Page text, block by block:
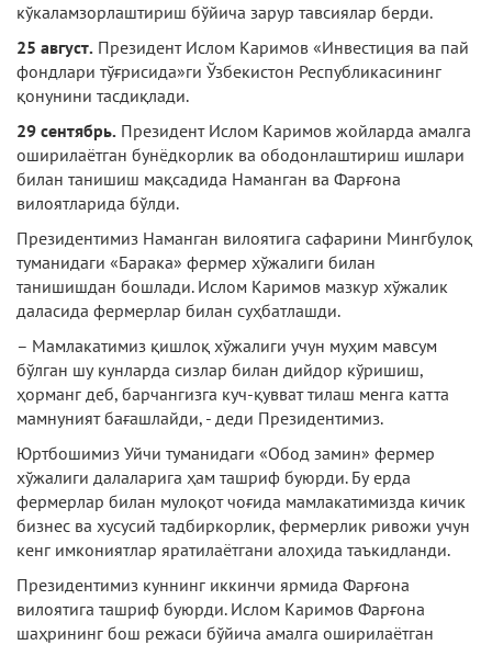
кўкаламзорлаштириш бўйича зарур тавсиялар берди.
25 август. Президент Ислом Каримов «Ин­вестиция ва пай
фондлари тўғрисида»ги Ўзбекистон Республикасининг
қонунини тасдиқлади.
29 сентябрь. Президент Ислом Каримов жойларда амалга
оширилаётган бунёдкорлик ва ободонлаштириш ишлари
билан танишиш мақсадида Наманган ва Фарғона
вилоятларида бўлди.
Президентимиз Наманган вилоятига caфарини Мингбулоқ
туманидаги «Барака» фер­мер хўжалиги билан
танишишдан бошлади. Ислом Каримов мазкур хўжалик
даласида фермерлар билан суҳбатлашди.
– Мамлакатимиз қишлоқ хўжалиги учун муҳим мавсум
бўлган шу кунларда сизлар билан дийдор кўришиш,
ҳорманг деб, барчангизга куч-қувват тилаш менга катта
мамнуният бағашлайди, - деди Президентимиз.
Юртбошимиз Уйчи туманидаги «Обод замин» фермер
хўжалиги далаларига ҳам ташриф буюрди. Бу ерда
фермерлар билан мулоқот чоғида мамлакатимизда кичик
бизнес ва хусусий тадбиркорлик, фермерлик ривожи учун
кенг имкониятлар яратилаётгани алоҳида таъкидланди.
Президентимиз куннинг иккинчи ярмида Фарғона
вилоятига ташриф буюрди. Ислом Каримов Фарғона
шаҳрининг бош режаси бўйича амалга оширилаётган